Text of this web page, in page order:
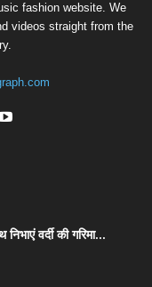
fashion website. We
videos straight from the
वर्दी की गरिमा...